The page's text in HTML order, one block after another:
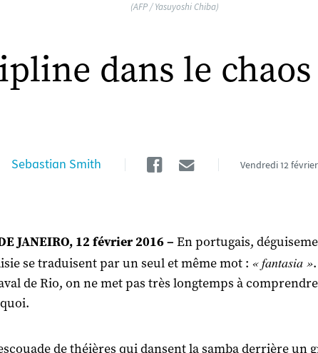
(AFP / Yasuyoshi Chiba)
dans le
Sebastian Smith Facebook
EmailVendredi 12
JANEIRO, 12 février 2016 – En portugais,
se traduisent par un seul et même mot : « fantasia »
de Rio, on ne met pas très longtemps à comprendre
de théières qui dansent la samba derrière un